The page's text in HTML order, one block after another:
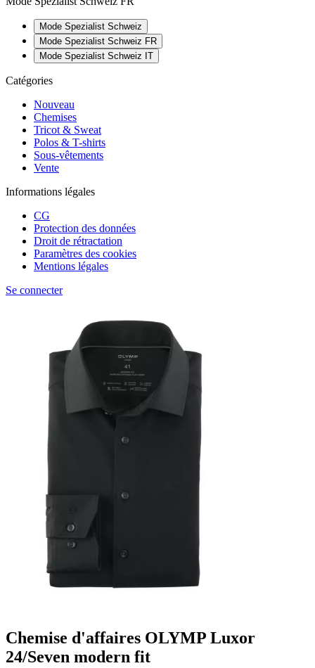
Mode Spezialist Schweiz
Mode Spezialist Schweiz FR
Mode Spezialist Schweiz IT
Catégories
Nouveau
Chemises
Tricot & Sweat
Polos & T-shirts
Sous-vêtements
Vente
Informations légales
CG
Protection des données
Droit de rétractation
Paramètres des cookies
Mentions légales
Se connecter
Chemise d'affaires OLYMP Luxor
24/Seven modern fit